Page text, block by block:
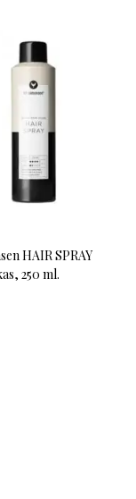
HAIR SPRAY
250 ml.